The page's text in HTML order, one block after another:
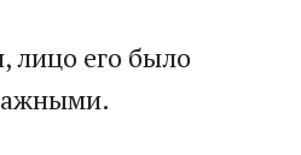
лицо его было